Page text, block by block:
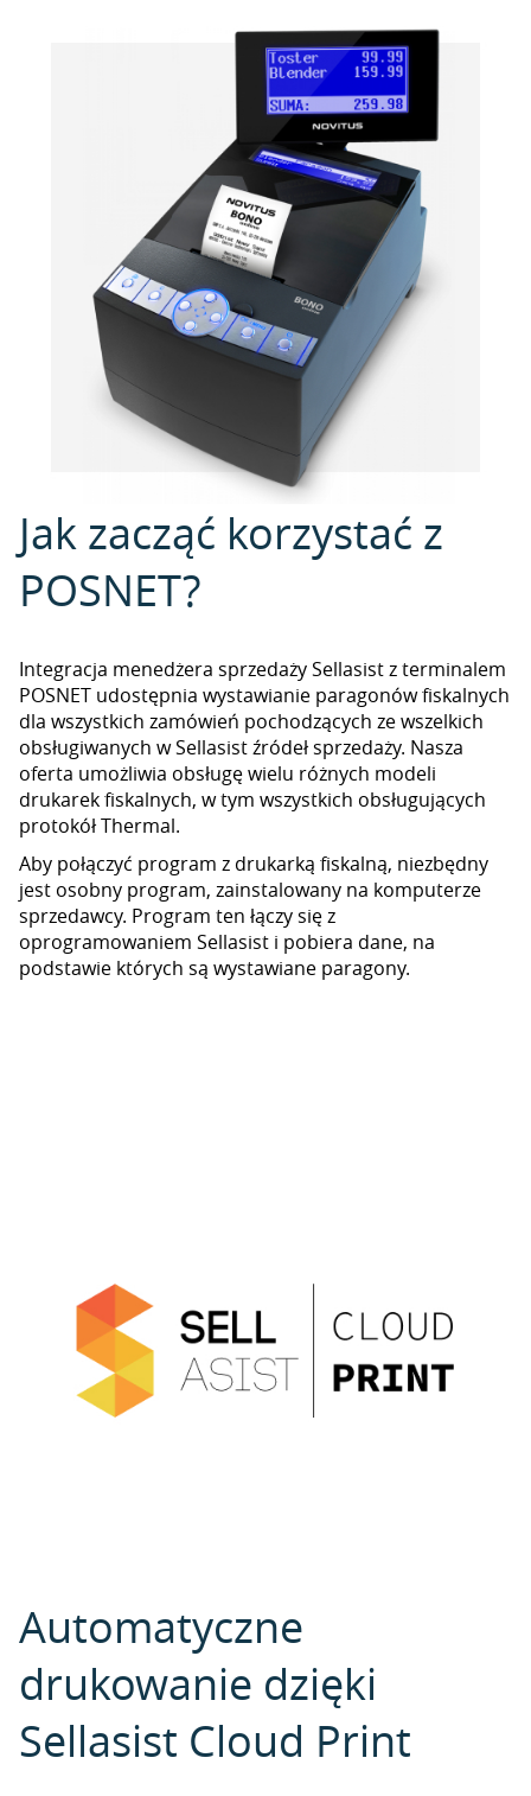
Jak zacząć korzystać z
POSNET?
Integracja menedżera sprzedaży Sellasist z terminalem
POSNET udostępnia wystawianie paragonów fiskalnych
dla wszystkich zamówień pochodzących ze wszelkich
obsługiwanych w Sellasist źródeł sprzedaży. Nasza
oferta umożliwia obsługę wielu różnych modeli
drukarek fiskalnych, w tym wszystkich obsługujących
protokół Thermal.
Aby połączyć program z drukarką fiskalną, niezbędny
jest osobny program, zainstalowany na komputerze
sprzedawcy. Program ten łączy się z
oprogramowaniem Sellasist i pobiera dane, na
podstawie których są wystawiane paragony.
Automatyczne
drukowanie dzięki
Sellasist Cloud Print